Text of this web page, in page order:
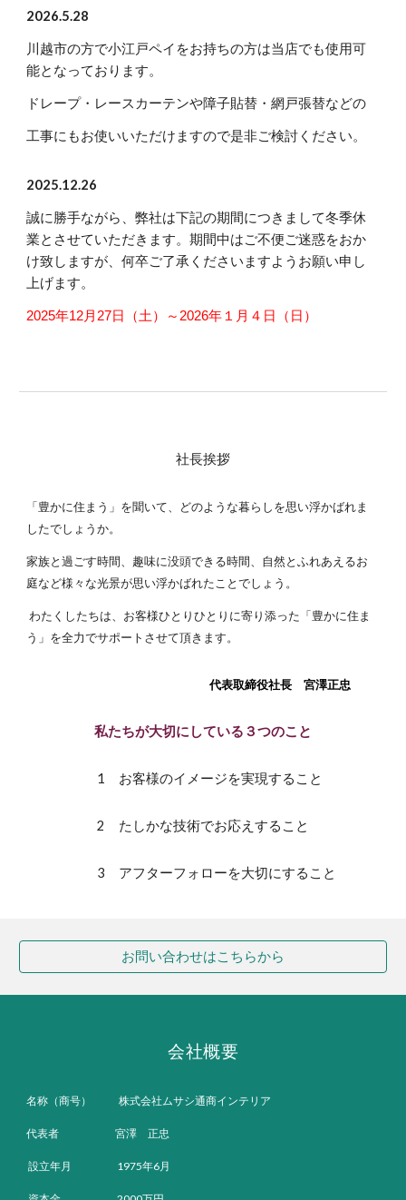
2026.5.28
川越市の方で小江戸ペイをお持ちの方は当店でも使用可
能となっております。
ドレープ・レースカーテンや障子貼替・網戸張替などの
工事にもお使いいただけますので是非ご検討ください。
2025.12.26
誠に勝手ながら、弊社は下記の期間につきまして冬季休
業とさせていただきます。期間中はご不便ご迷惑をおか
け致しますが、何卒ご了承くださいますようお願い申し
上げます。
2025年12月27日（土）～2026年１月４日（日）
社長挨拶
「豊かに住まう」を聞いて、どのような暮らしを思い浮かばれま
したでしょうか。
家族と過ごす時間、趣味に没頭できる時間、自然とふれあえるお
庭など様々な光景が思い浮かばれたことでしょう。
わたくしたちは、お客様ひとりひとりに寄り添った「豊かに住ま
う」を全力でサポートさせて頂きます。
代表取締役社長 宮澤正忠
私たちが大切にしている３つのこと
1 お客様のイメージを実現すること
2 たしかな技術でお応えすること
3 アフターフォローを大切にすること
お問い合わせはこちらから
会社概要
名称（商号） 株式会社ムサシ通商インテリア
代表者 宮澤 正忠
設立年月 1975年6月